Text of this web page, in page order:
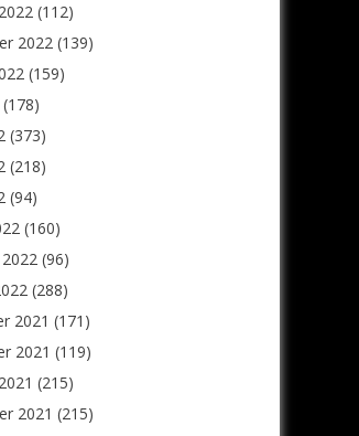
(112)
2022(139)
(159)
(373)
(218)
(94)
(160)
(96)
(288)
2021 (171)
2021 (119)
(215)
2021 (215)